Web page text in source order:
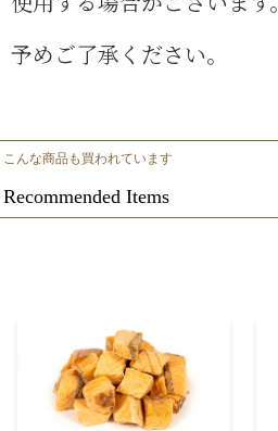
予めご了承ください。
Recommended Items
こんな商品も買われています